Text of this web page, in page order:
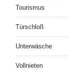
Tourismus
Türschloß
Unterwäsche
Vollnieten